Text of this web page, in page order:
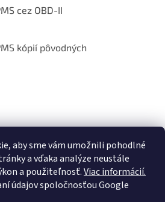
aby sme vám umožnili pohodlné
a vďaka analýze neustále
a použiteľnosť.Viac informácií.
údajov spoločnosťou Google
cez OBD-II
kópií pôvodných